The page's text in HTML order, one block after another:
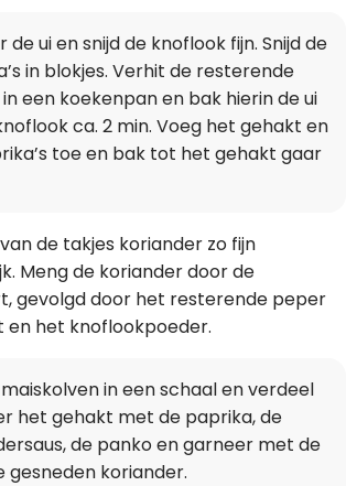
de ui en snijd de knoflook fijn. Snijd de
in blokjes. Verhit de resterende
een koekenpan en bak hierin de ui
ca. 2 min. Voeg het gehakt en
toe en bak tot het gehakt gaar
de takjes koriander zo fijn
Meng de koriander door de
gevolgd door het resterende peper
en het knoflookpoeder.
in een schaal en verdeel
het gehakt met de paprika, de
de panko en garneer met de
gesneden koriander.